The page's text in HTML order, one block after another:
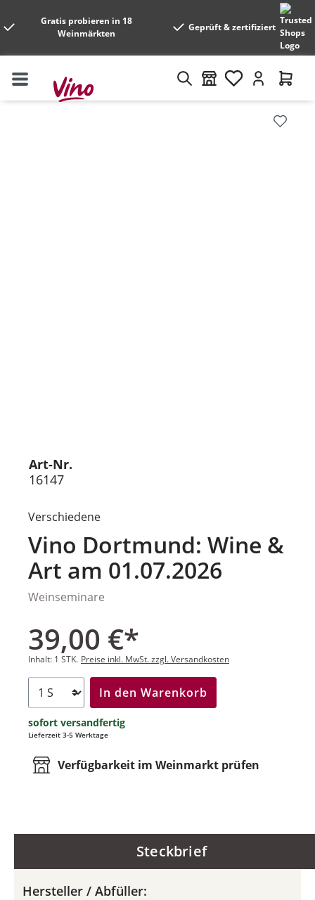
Gratis probieren in 18
Weinmärkten
Geprüft & zertifiziert
Art-Nr.
16147
Verschiedene
Vino Dortmund: Wine &
Art am 01.07.2026
Weinseminare
39,00 €*
Inhalt: 1 STK. Preise inkl. MwSt. zzgl. Versandkosten
In den Warenkorb
sofort versandfertig
Lieferzeit 3-5 Werktage
Verfügbarkeit im Weinmarkt prüfen
Steckbrief
Hersteller / Abfüller: